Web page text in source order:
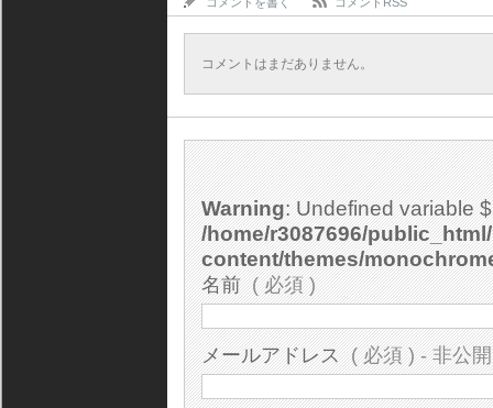
コメントはまだありません。
Warning : Undefined variable
/home/r3087696/
content/themes/
名前 ( 必須 )
メールアドレス ( 必須 ) - 非公